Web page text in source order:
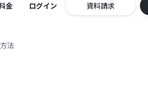
金 ログイン 資料請求
法